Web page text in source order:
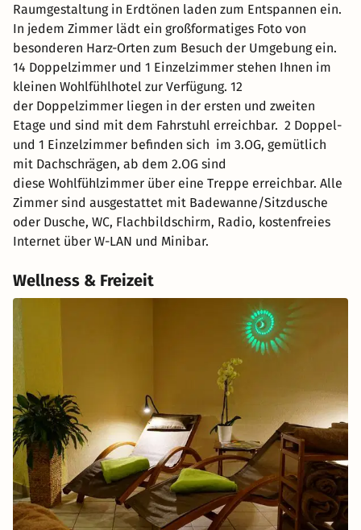
Raumgestaltung in Erdtönen laden zum Entspannen ein.
In jedem Zimmer lädt ein großformatiges Foto von
besonderen Harz-Orten zum Besuch der Umgebung ein.
14 Doppelzimmer und 1 Einzelzimmer stehen Ihnen im
kleinen Wohlfühlhotel zur Verfügung. 12
der Doppelzimmer liegen in der ersten und zweiten
Etage und sind mit dem Fahrstuhl erreichbar. 2 Doppel-
und 1 Einzelzimmer befinden sich im 3.OG, gemütlich
mit Dachschrägen, ab dem 2.OG sind
diese Wohlfühlzimmer über eine Treppe erreichbar. Alle
Zimmer sind ausgestattet mit Badewanne/Sitzdusche
oder Dusche, WC, Flachbildschirm, Radio, kostenfreies
Internet über W-LAN und Minibar.
Wellness & Freizeit